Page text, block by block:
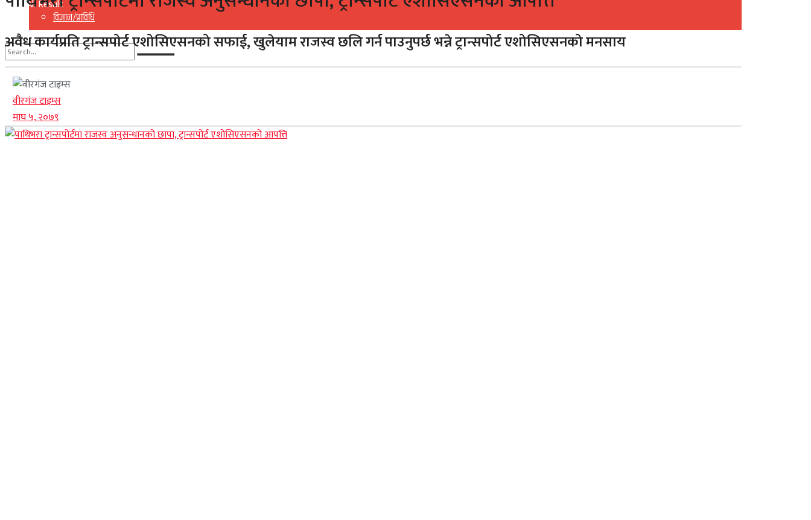
विज्ञान/प्राविधि
No Result
View All Result
View All Result
अवैध कार्यप्रति ट्रान्सपोर्ट एशोसिएसनको सफाई, खुलेयाम राजस्व छलि गर्न पाउनुपर्छ भन्ने ट्रान्सपोर्ट एशोसिएसनको मनसाय
वीरगंज टाइम्स
माघ ५, २०७९